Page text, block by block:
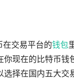
在交易平台的钱包
你现在的比特币钱
选择在国内五大交